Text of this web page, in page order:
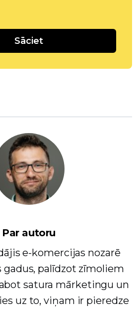
Sāciet
Par autoru
e-komercijas nozarē
gadus, palīdzot zīmoliem
satura mārketingu un
uz to, viņam ir pieredze